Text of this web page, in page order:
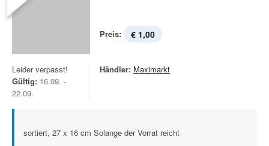
Preis: € 1,00
Leider verpasst!
Gültig: 16.09. -
22.09.
Händler: Maximarkt
sortiert, 27 x 16 cm Solange der Vorrat reicht